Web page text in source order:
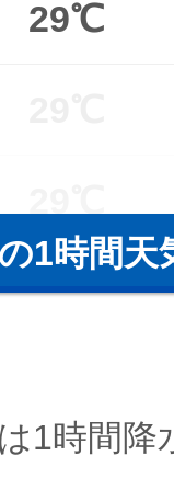
29℃
1時間天
1時間降